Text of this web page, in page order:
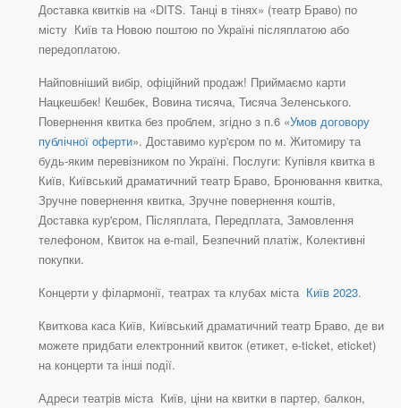
Доставка квитків на «DITS. Танці в тінях» (театр Браво) по
місту Київ та Новою поштою по Україні післяплатою або
передоплатою.
Найповніший вибір, офіційний продаж! Приймаємо карти
Нацкешбек! Кешбек, Вовина тисяча, Тисяча Зеленського.
Повернення квитка без проблем, згідно з п.6 «Умов договору
публічної оферти». Доставимо кур'єром по м. Житомиру та
будь-яким перевізником по Україні. Послуги: Купівля квитка в
Київ, Київський драматичний театр Браво, Бронювання квитка,
Зручне повернення квитка, Зручне повернення коштів,
Доставка кур'єром, Післяплата, Передплата, Замовлення
телефоном, Квиток на e-mail, Безпечний платіж, Колективні
покупки.
Концерти у філармонії, театрах та клубах міста Київ 2023.
Квиткова каса Київ, Київський драматичний театр Браво, де ви
можете придбати електронний квиток (етикет, e-ticket, eticket)
на концерти та інші події.
Адреси театрів міста Київ, ціни на квитки в партер, балкон,